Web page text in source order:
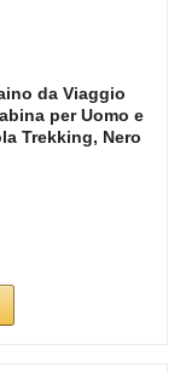
da Viaggio
per Uomo e
Trekking, Nero